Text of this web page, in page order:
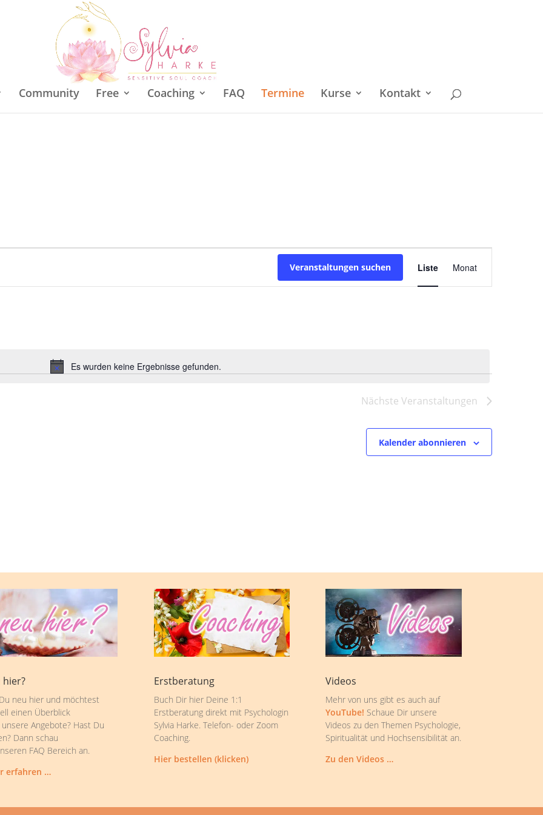
Community Free Coaching FAQ Termine Kurse Kontakt
Hinweis
Es wurden keine Ergebnisse gefunden.
Veranstaltungen suchen Ansichten-
Navigation
Liste Monat
Nächste Veranstaltungen
Kalender abonnieren
hier?
neu hier und möchtest
einen Überblick
Angebote? Hast Du
Dann schau
FAQ Bereich an.
erfahren …
Erstberatung
Buch Dir hier Deine 1:1
Erstberatung direkt mit Psychologin
Sylvia Harke. Telefon- oder Zoom
Coaching.
Hier bestellen (klicken)
Videos
Mehr von uns gibt es auch auf
YouTube! Schaue Dir unsere
Videos zu den Themen Psychologie,
Spiritualität und Hochsensibilität an.
Zu den Videos …